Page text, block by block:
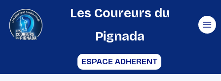
contenu
Les Coureurs du
Pignada
ESPACE ADHERENT